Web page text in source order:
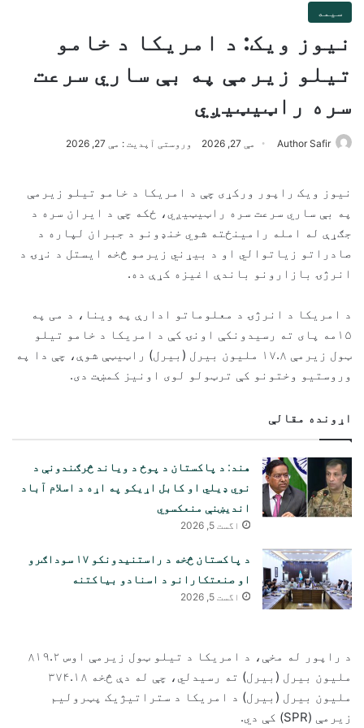
سیمه
نیوز ویک: د امریکا د خامو
تیلو زیرمې په بې ساري سرعت
سره راټیټیږي
Author Safir مې 27, 2026 وروستی آپدیت : مې 27, 2026
نیوز ویک راپور ورکړی چې د امریکا د خامو تیلو زیرمې
په بې ساري سرعت سره راټیټیږي، ځکه چې د ایران سره د
جګړې له امله رامینځته شوي خنډونو د جبران لپاره د
صادراتو زیاتوالي او د بیړني زیرمو څخه ایستل د نړۍ د
انرژۍ بازارونو باندې اغیزه کړې ده.
د امریکا د انرژۍ د معلوماتو ادارې په وینا، د می په
۱۵مه پای ته رسیدونکې اونۍ کې د امریکا د خامو تیلو
ټول زیرمې ۱۷.۸ ملیون بیرل (بیرل) راټیټې شوې، چې دا په
وروستیو وختونو کې ترټولو لوی اونیز کمښت دی.
اړونده مقالې
هند: د پاکستان د پوځ د ویاند څرګندونې د
نوي ډیلي او کابل اړیکو په اړه د اسلام آباد
اندیښنې منعکسوي
اگست 5, 2026
د پاکستان څخه د راستنیدونکو ۱۷ سوداګرو
او صنعتکارانو د اسنادو بیاکتنه
اگست 5, 2026
د راپور له مخې، د امریکا د تیلو ټول زیرمې اوس ۸۱۹.۲
ملیون بیرل (بیرل) ته رسیدلي، چې له دې څخه ۳۷۴.۱۸
ملیون بیرل (بیرل) د امریکا د ستراتیژیک پټرولیم
زیرمې (SPR) کې دي.